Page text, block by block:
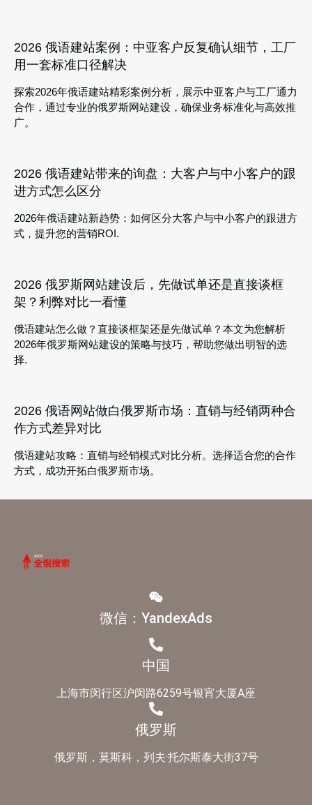
2026 俄语建站案例：中亚客户反复确认细节，工厂
用一套标准口径解决
探索2026年俄语建站精彩案例分析，展示中亚客户与工厂通力
合作，通过专业的俄罗斯网站建设，确保业务标准化与高效推
广。
2026 俄语建站带来的询盘：大客户与中小客户的跟
进方式怎么区分
2026年俄语建站新趋势：如何区分大客户与中小客户的跟进方
式，提升您的营销ROI.
2026 俄罗斯网站建设后，先做试单还是直接谈框
架？利弊对比一看懂
俄语建站怎么做？直接谈框架还是先做试单？本文为您解析
2026年俄罗斯网站建设的策略与技巧，帮助您做出明智的选
择.
2026 俄语网站做白俄罗斯市场：直销与经销两种合
作方式差异对比
俄语建站攻略：直销与经销模式对比分析。选择适合您的合作
方式，成功开拓白俄罗斯市场。
微信：YandexAds
中国
上海市闵行区沪闵路6259号银宵大厦A座
俄罗斯
俄罗斯，莫斯科，列夫·托尔斯泰大街37号